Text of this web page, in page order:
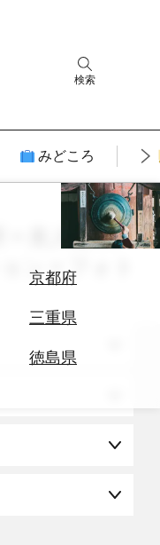
検索
みどころ
京都府
三重県
徳島県
× 友人との
ン × フォト